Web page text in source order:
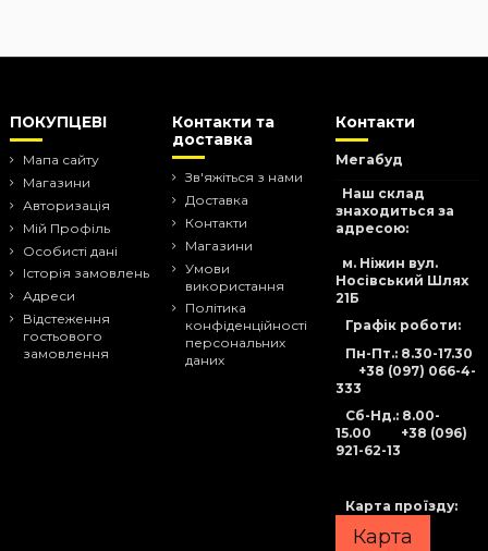
ПОКУПЦЕВІ
Мапа сайту
Магазини
Авторизація
Мій Профіль
Особисті дані
Історія замовлень
Адреси
Відстеження
гостьового
замовлення
Контакти та
доставка
Зв'яжіться з нами
Доставка
Контакти
Магазини
Умови
використання
Політика
конфіденційності
персональних
даних
Контакти
Мегабуд
Наш склад
знаходиться за
адресою:
м. Ніжин вул.
Носівський Шлях
21Б
Графік роботи:
Пн-Пт.: 8.30-17.30
+38 (097) 066-4-
333
Сб-Нд.: 8.00-
15.00 +38 (096)
921-62-13
Карта проїзду:
Карта